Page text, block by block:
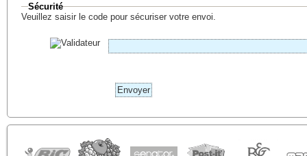
Sécurité
Veuillez saisir le code pour sécuriser votre envoi.